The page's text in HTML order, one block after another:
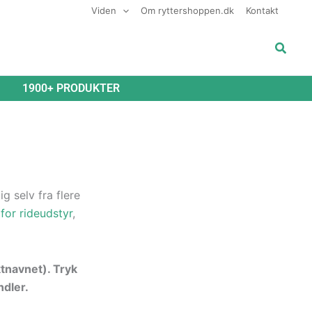
Viden Om ryttershoppen.dk Kontakt
Søg
1900+ PRODUKTER
selv fra flere
rideudstyr,
Tryk